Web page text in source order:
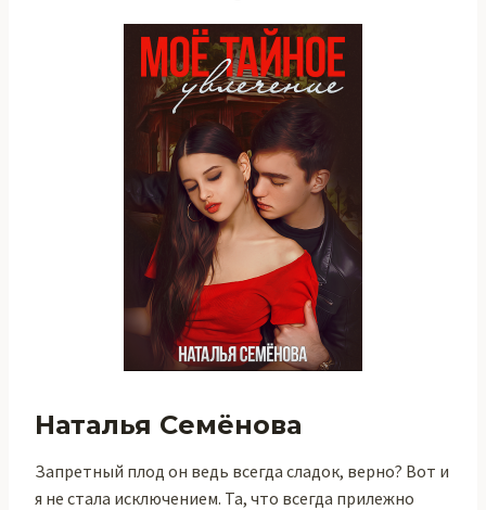
Наталья Семёнова
Запретный плод он ведь всегда сладок, верно? Вот и
я не стала исключением. Та, что всегда прилежно